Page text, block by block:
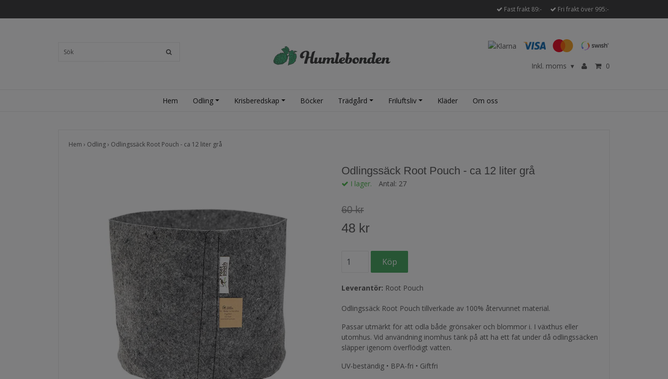
Fast frakt 89:- Fri frakt över 995:-
Inkl. moms ▾ 0
Hem Odling Krisberedskap Böcker Trädgård Friluftsliv Kläder Om oss
Hem › Odling› Odlingssäck Root Pouch - ca 12 liter grå
Odlingssäck Root Pouch - ca 12 liter grå
I lager. Antal: 27
60 kr
48 kr
Leverantör: Root Pouch
Odlingssäck Root Pouch tillverkade av 100% återvunnet material.
Passar utmärkt för att odla både grönsaker och blommor i. I växthus eller
utomhus. Vid användning inomhus tänk på att ha ett fat under då odlingssäcken
släpper igenom överflödigt vatten.
UV-beständig • BPA-fri • Giftfri